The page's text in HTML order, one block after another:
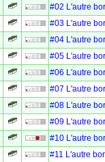
#02 L'autre
#03 L'autre
#04 L'autre
#05 L'autre
#06 L'autre
#07 L'autre
#08 L'autre
#09 L'autre
#10 L'autre
#11 L'autre